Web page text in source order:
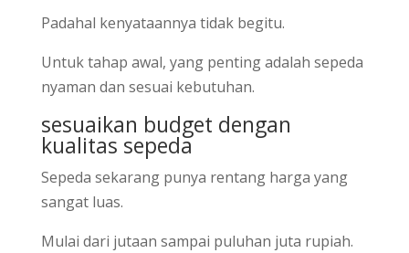
Padahal kenyataannya tidak begitu.
Untuk tahap awal, yang penting adalah sepeda
nyaman dan sesuai kebutuhan.
sesuaikan budget dengan
kualitas sepeda
Sepeda sekarang punya rentang harga yang
sangat luas.
Mulai dari jutaan sampai puluhan juta rupiah.